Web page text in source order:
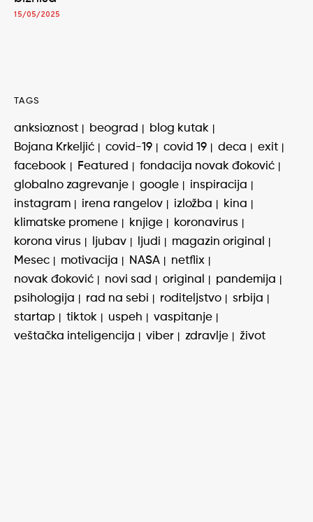
15/05/2025
TAGS
anksioznost beograd
blog kutak
Bojana Krkeljić
covid-19 covid 19 deca
exit
facebook
Featured
fondacija novak đoković
globalno zagrevanje
google
inspiracija
instagram
irena rangelov izložba
kina
klimatske promene
knjige
koronavirus
korona virus
ljubav ljudi
magazin original
Mesec
motivacija NASA
netflix
novak đoković
novi sad original
pandemija
psihologija
rad na sebi roditeljstvo
srbija
startap
tiktok uspeh
vaspitanje
veštačka inteligencija
viber zdravlje život